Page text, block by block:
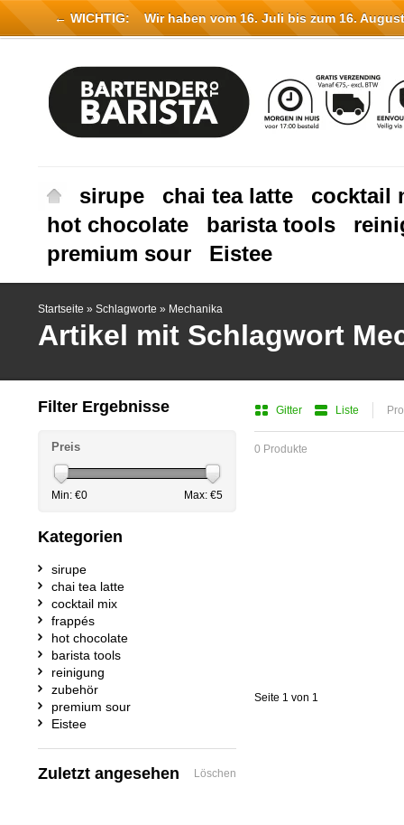
sirupe chai tea latte
cocktail
hot chocolate
barista tools
premium sour
Eistee
Startseite » Schlagworte » Mechanika
Artikel mit Schlagwort
Gitter Liste
0 Produkte
Seite 1 von 1
Filter Ergebnisse
Preis
Min: €0 Max: €5
Kategorien
sirupe
chai tea latte
cocktail mix
frappés
hot chocolate
barista tools
reinigung
zubehör
premium sour
Eistee
Zuletzt angesehen Löschen
← WICHTIG: Wir haben vom 16. Juli bis zum 16.